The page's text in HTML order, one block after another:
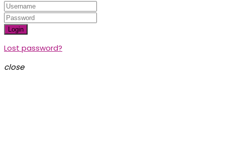
Login
Lost password?
close